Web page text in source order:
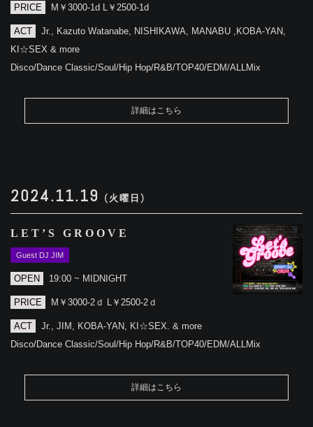
PRICE M￥3000-1d L￥2500-1d
ACT
Jr., Kazuto Watanabe, NISHIKAWA, MANABU ,KOBA-YAN,
KI☆SEX & more
Disco/Dance Classic/Soul/Hip Hop/R&B/TOP40/EDM/ALLMix
詳細はこちら
2024.11.19 (火曜日)
LET’S GROOVE
Guest DJ JIM
OPEN 19:00 ~ MIDNIGHT
PRICE M￥3000-2ｄ L￥2500-2ｄ
ACT
Jr., JIM, KOBA-YAN, KI☆SEX. & more
Disco/Dance Classic/Soul/Hip Hop/R&B/TOP40/EDM/ALLMix
詳細はこちら